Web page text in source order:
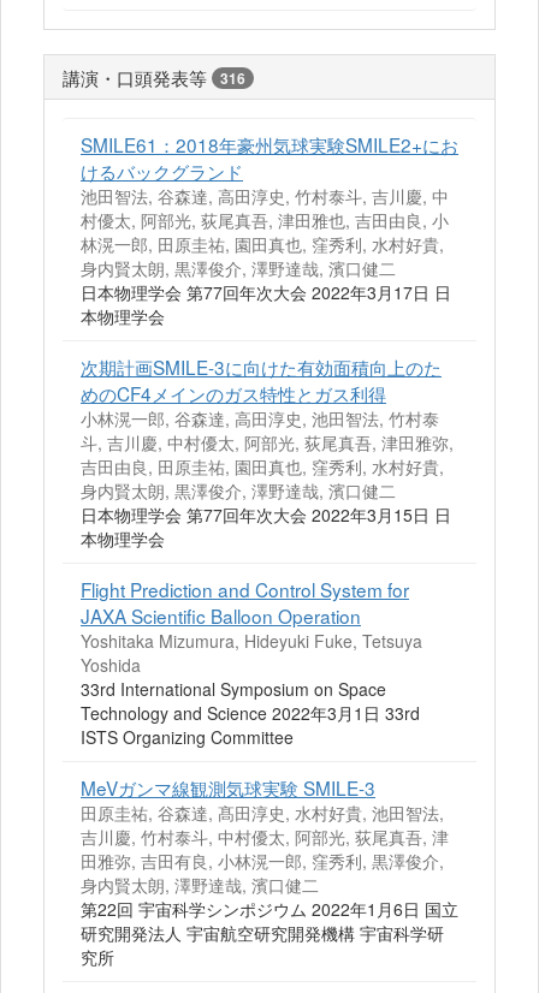
講演・口頭発表等 316
SMILE61：2018年豪州気球実験SMILE2+にお
けるバックグランド
池田智法, 谷森達, 高田淳史, 竹村泰斗, 吉川慶, 中
村優太, 阿部光, 荻尾真吾, 津田雅也, 吉田由良, 小
林滉一郎, 田原圭祐, 園田真也, 窪秀利, 水村好貴,
身内賢太朗, 黒澤俊介, 澤野達哉, 濱口健二
日本物理学会 第77回年次大会 2022年3月17日 日
本物理学会
次期計画SMILE-3に向けた有効面積向上のた
めのCF4メインのガス特性とガス利得
小林滉一郎, 谷森達, 高田淳史, 池田智法, 竹村泰
斗, 吉川慶, 中村優太, 阿部光, 荻尾真吾, 津田雅弥,
吉田由良, 田原圭祐, 園田真也, 窪秀利, 水村好貴,
身内賢太朗, 黒澤俊介, 澤野達哉, 濱口健二
日本物理学会 第77回年次大会 2022年3月15日 日
本物理学会
Flight Prediction and Control System for
JAXA Scientific Balloon Operation
Yoshitaka Mizumura, Hideyuki Fuke, Tetsuya
Yoshida
33rd International Symposium on Space
Technology and Science 2022年3月1日 33rd
ISTS Organizing Committee
MeVガンマ線観測気球実験 SMILE-3
田原圭祐, 谷森達, 髙田淳史, 水村好貴, 池田智法,
吉川慶, 竹村泰斗, 中村優太, 阿部光, 荻尾真吾, 津
田雅弥, 吉田有良, 小林滉一郎, 窪秀利, 黒澤俊介,
身内賢太朗, 澤野達哉, 濱口健二
第22回 宇宙科学シンポジウム 2022年1月6日 国立
研究開発法人 宇宙航空研究開発機構 宇宙科学研
究所